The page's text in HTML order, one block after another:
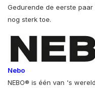
Gedurende de eerste
nog sterk toe.
Nebo
NEBO® is één van 's